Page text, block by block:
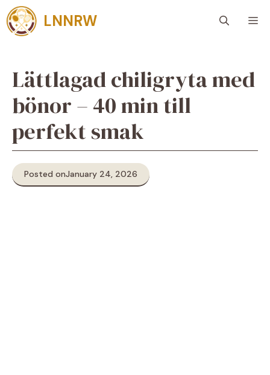
Skip
to
content
LNNRW
Lättlagad chiligryta med
bönor – 40 min till
perfekt smak
Posted onJanuary 24, 2026